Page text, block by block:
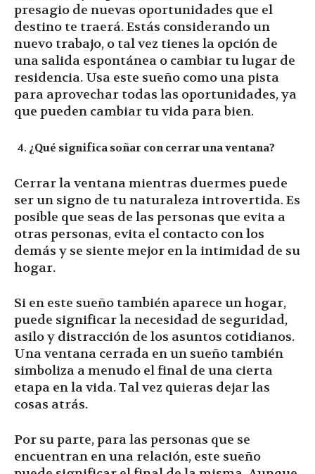
presagio de nuevas oportunidades que el
destino te traerá. Estás considerando un
nuevo trabajo, o tal vez tienes la opción de
una salida espontánea o cambiar tu lugar de
residencia. Usa este sueño como una pista
para aprovechar todas las oportunidades, ya
que pueden cambiar tu vida para bien.
¿Qué significa soñar con cerrar una ventana?
Cerrar la ventana mientras duermes puede
ser un signo de tu naturaleza introvertida. Es
posible que seas de las personas que evita a
otras personas, evita el contacto con los
demás y se siente mejor en la intimidad de su
hogar.
Si en este sueño también aparece un hogar,
puede significar la necesidad de seguridad,
asilo y distracción de los asuntos cotidianos.
Una ventana cerrada en un sueño también
simboliza a menudo el final de una cierta
etapa en la vida. Tal vez quieras dejar las
cosas atrás.
Por su parte, para las personas que se
encuentran en una relación, este sueño